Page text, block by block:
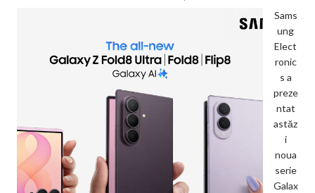
Sams
ung
Elect
ronic
s a
preze
ntat
astăz
i
noua
serie
Galax